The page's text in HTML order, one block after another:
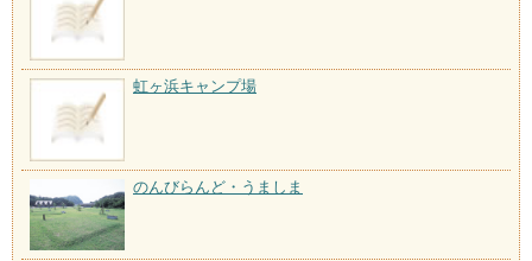
虹ヶ浜キャンプ場
のんびらんど・うましま